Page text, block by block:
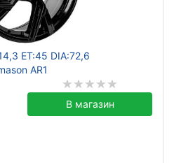
ET:45 DIA:72,6
AR1
В магазин